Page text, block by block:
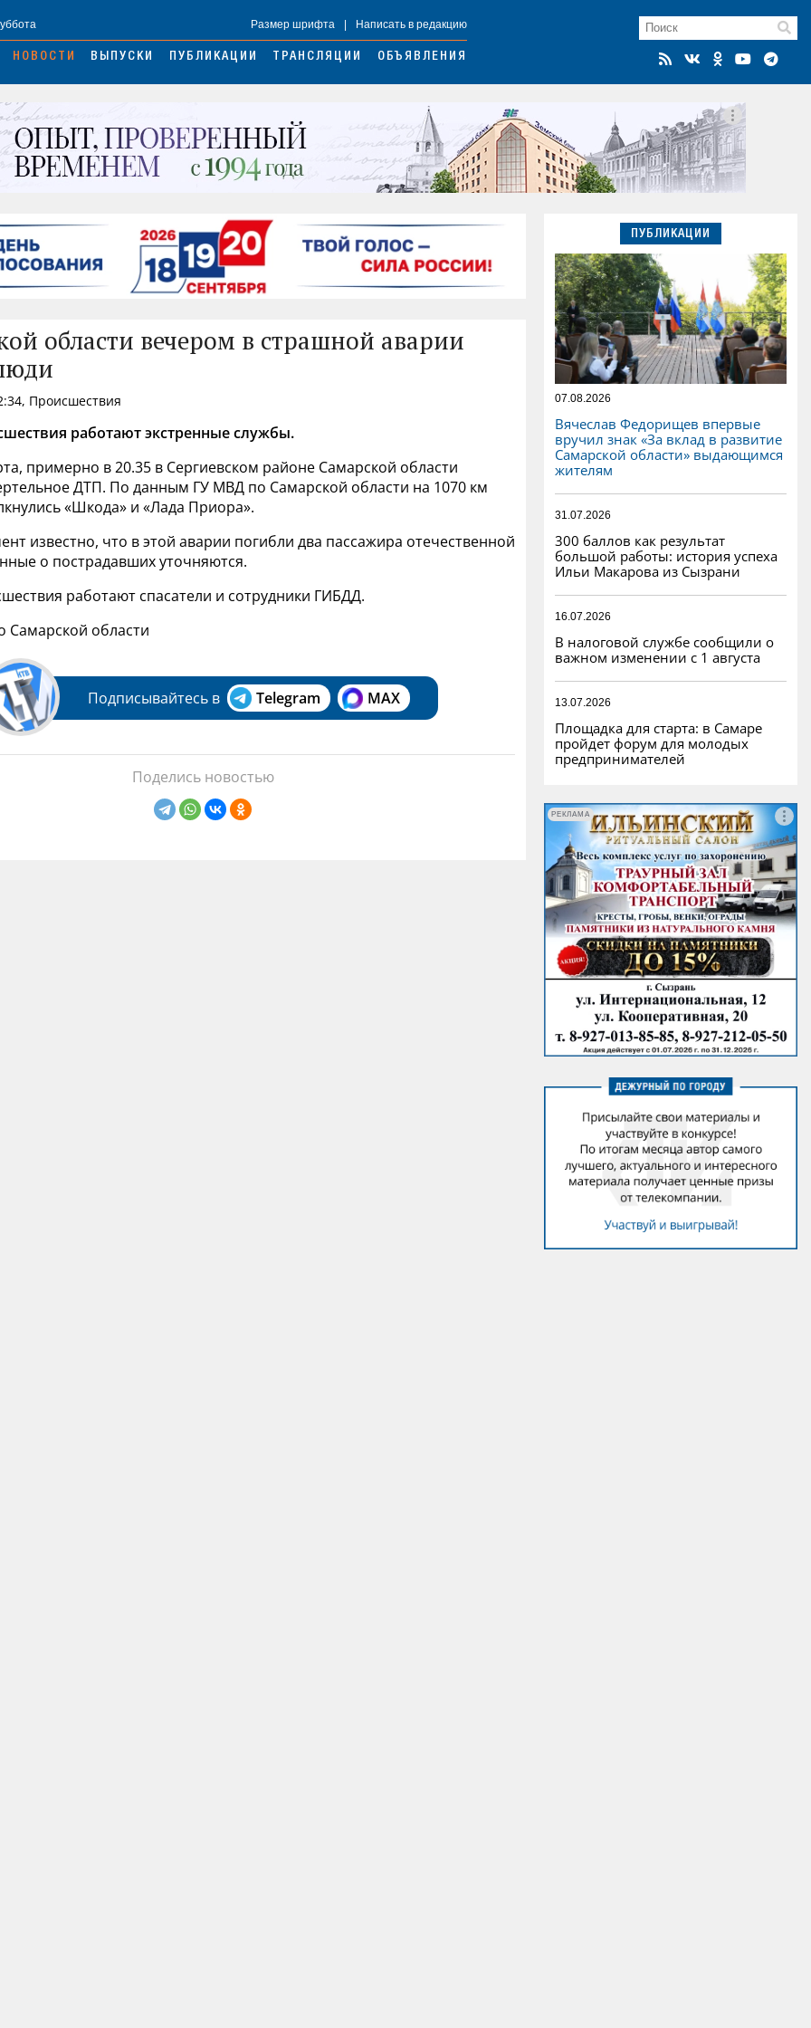
Размер шрифта Написать в редакцию
НОВОСТИ ВЫПУСКИ ПУБЛИКАЦИИ ТРАНСЛЯЦИИ ОБЪЯВЛЕНИЯ
области вечером в страшной аварии
Происшествия
работают экстренные службы.
примерно в 20.35 в Сергиевском районе Самарской области
ДТП. По данным ГУ МВД по Самарской области на 1070 км
«Шкода» и «Лада Приора».
известно, что в этой аварии погибли два пассажира отечественной
о пострадавших уточняются.
работают спасатели и сотрудники ГИБДД.
Самарской области
Подписывайтесь в Telegram MAX
Поделись новостью
ПУБЛИКАЦИИ
07.08.2026
Вячеслав Федорищев впервые
вручил знак «За вклад в развитие
Самарской области» выдающимся
жителям
31.07.2026
300 баллов как результат
большой работы: история успеха
Ильи Макарова из Сызрани
16.07.2026
В налоговой службе сообщили о
важном изменении с 1 августа
13.07.2026
Площадка для старта: в Самаре
пройдет форум для молодых
предпринимателей
РЕКЛАМА